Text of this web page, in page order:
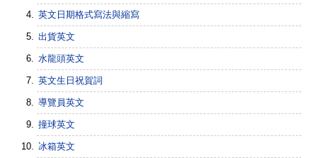
英文日期格式寫法與縮寫
出貨英文
水龍頭英文
英文生日祝賀詞
導覽員英文
撞球英文
冰箱英文